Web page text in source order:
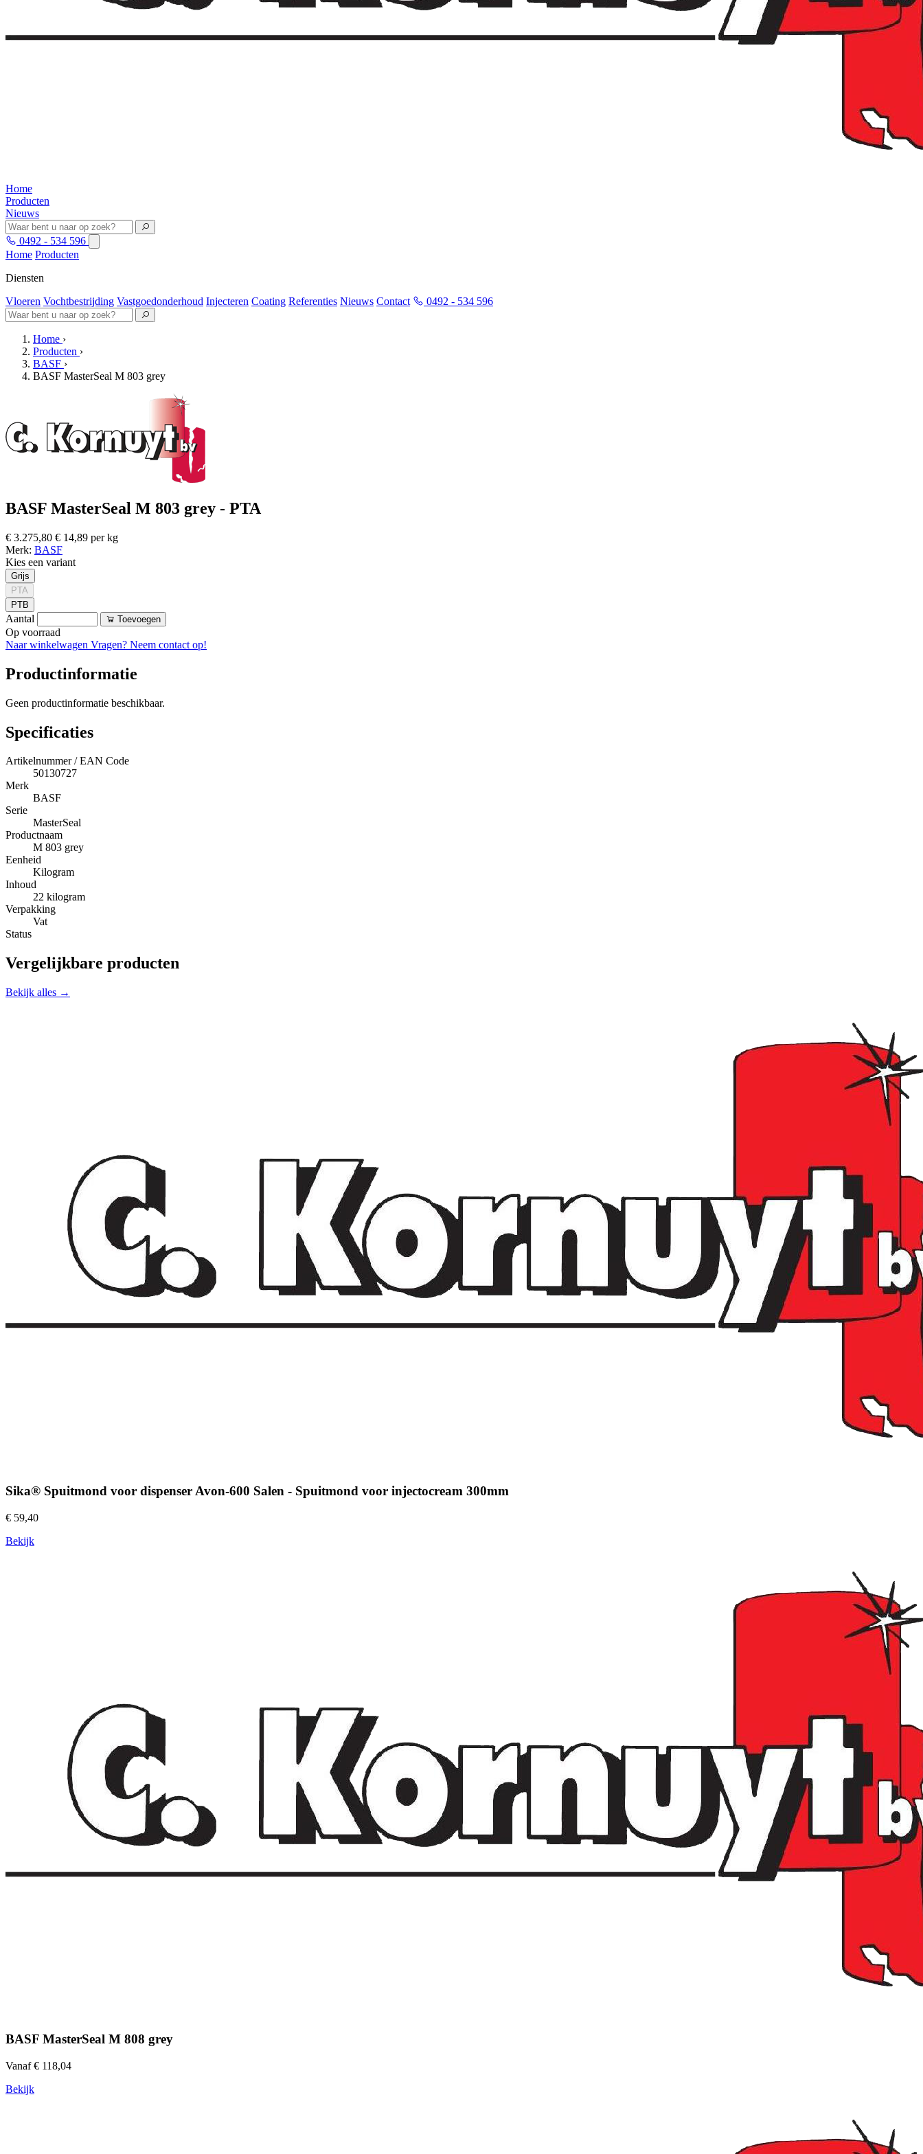
Home
Producten
Nieuws
0492 - 534 596
Home Producten
Diensten
Vloeren Vochtbestrijding Vastgoedonderhoud Injecteren Coating Referenties Nieuws Contact 0492 - 534 596
Home ›
Producten ›
BASF ›
BASF MasterSeal M 803 grey
BASF MasterSeal M 803 grey - PTA
€ 3.275,80 € 14,89 per kg
Merk: BASF
Kies een variant
Grijs
PTA
PTB
Aantal Toevoegen
Op voorraad
Naar winkelwagen Vragen? Neem contact op!
Productinformatie
Geen productinformatie beschikbaar.
Specificaties
Artikelnummer / EAN Code
50130727
Merk
BASF
Serie
MasterSeal
Productnaam
M 803 grey
Eenheid
Kilogram
Inhoud
22 kilogram
Verpakking
Vat
Status
Vergelijkbare producten
Bekijk alles →
Sika® Spuitmond voor dispenser Avon-600 Salen - Spuitmond voor injectocream 300mm
€ 59,40
Bekijk
BASF MasterSeal M 808 grey
Vanaf € 118,04
Bekijk